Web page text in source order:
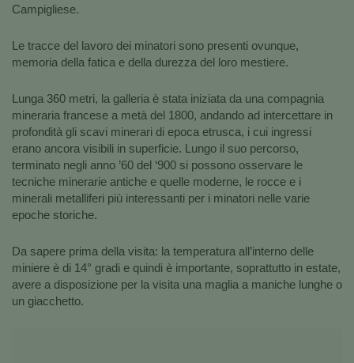
Campigliese.
Le tracce del lavoro dei minatori sono presenti ovunque,
memoria della fatica e della durezza del loro mestiere.
Lunga 360 metri, la galleria è stata iniziata da una compagnia
mineraria francese a metà del 1800, andando ad intercettare in
profondità gli scavi minerari di epoca etrusca, i cui ingressi
erano ancora visibili in superficie. Lungo il suo percorso,
terminato negli anno ’60 del ‘900 si possono osservare le
tecniche minerarie antiche e quelle moderne, le rocce e i
minerali metalliferi più interessanti per i minatori nelle varie
epoche storiche.
Da sapere prima della visita: la temperatura all’interno delle
miniere è di 14° gradi e quindi è importante, soprattutto in estate,
avere a disposizione per la visita una maglia a maniche lunghe o
un giacchetto.